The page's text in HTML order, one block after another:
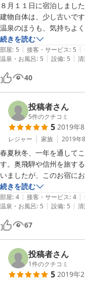
８月１１日に宿泊しました
建物自体は、少し古いで
温泉のほうも、気持ちよ
６回ぐらい貸し切りで入り
硫黄のいい香りがします。
また、料理のほうも、も
た。
特に、メインの飛騨牛は
女将さんが愛想よく、気
そして、帰りに旦那さん
した。
また、行きたいなあと思
続きを読む
部屋: 5 | 接客・サービス: 5 |
温泉・お風呂: 5 | 設備: 5 |
40
投稿者さん
5件のクチコミ
5 2019年
レジャー 家族 2019年
春夏秋冬、一年を通して
す。奥飛騨や信州を旅す
いましたが、このお宿に
の良さを知りました。本
大切でお気に入りの宿で
他の方の投稿にもあるよ
にＡ５ランクの飛騨牛を
料理が絶妙にマッチして
牛のしゃぶしゃぶを頂き
飛騨牛のお店で食べたら
思えるほどです。
ただし、建物は決して新
続きを読む
部屋: 4 | 接客・サービス: 4 |
温泉・お風呂: 5 | 設備: 5 |
67
投稿者さん
1件のクチコミ
5 2019年